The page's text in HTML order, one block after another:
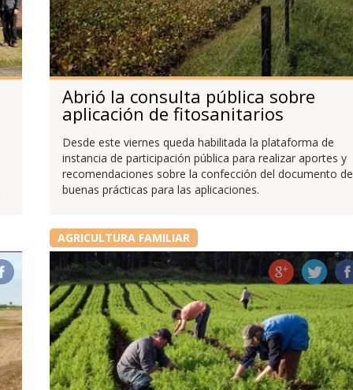
Abrió la consulta pública sobre
aplicación de fitosanitarios
Desde este viernes queda habilitada la plataforma de
instancia de participación pública para realizar aportes y
recomendaciones sobre la confección del documento de
buenas prácticas para las aplicaciones.
AGRICULTURA FAMILIAR